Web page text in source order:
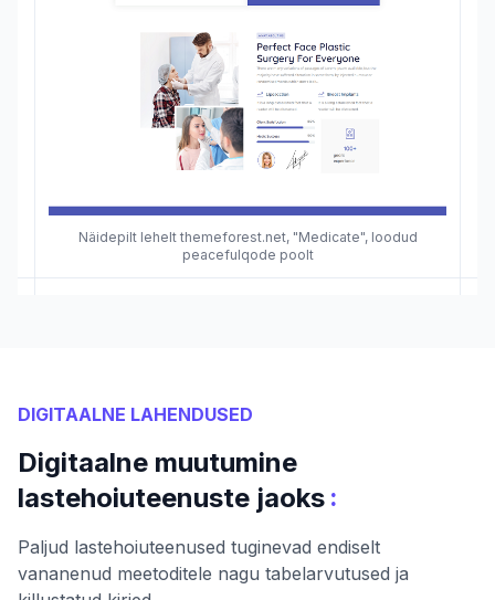
Näidepilt lehelt themeforest.net, "Medicate", loodud
peacefulqode poolt
DIGITAALNE LAHENDUSED
Digitaalne muutumine
lastehoiuteenuste jaoks :
Paljud lastehoiuteenused tuginevad endiselt
vananenud meetoditele nagu tabelarvutused ja